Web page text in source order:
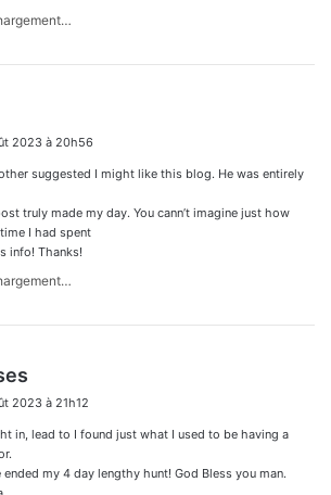
2023 à 20h56
suggested I might like this blog. He was entirely
truly made my day. You cann’t imagine just how
I had spent
info! Thanks!
t
2023 à 21h12
in, lead to I found just what I used to be having a
ended my 4 day lengthy hunt! God Bless you man.